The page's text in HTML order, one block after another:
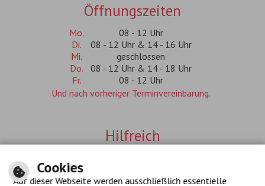
Öffnungszeiten
Mo.
08 - 12 Uhr
Di.
08 - 12 Uhr & 14 - 16 Uhr
Mi.
geschlossen
Do.
08 - 12 Uhr & 14 - 18 Uhr
Fr.
08 - 12 Uhr
Und nach vorheriger Terminvereinbarung.
Hilfreich
Datenschutzerklärung
Cookies
Auf dieser Webseite werden ausschließlich essentielle